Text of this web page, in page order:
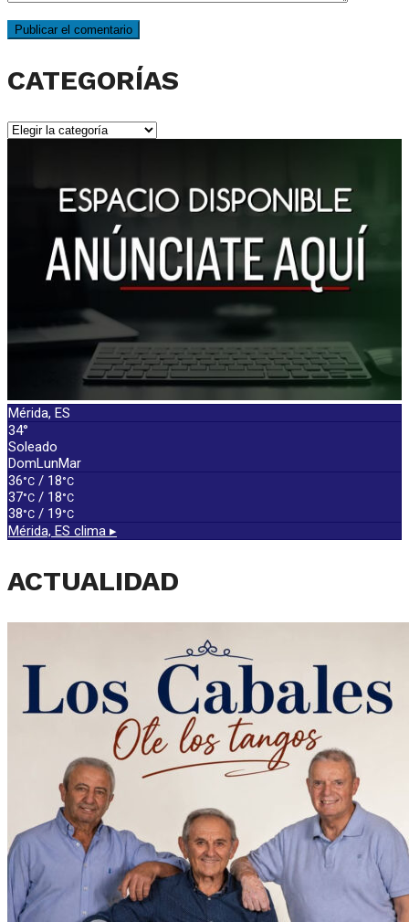
CATEGORÍAS
CATEGORÍAS
Mérida, ES
34°
Soleado
DomLunMar
36°C / 18°C
37°C / 18°C
38°C / 19°C
Mérida, ES clima ▸
ACTUALIDAD